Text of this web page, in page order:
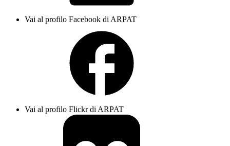
Vai al profilo Facebook di ARPAT
Vai al profilo Flickr di ARPAT